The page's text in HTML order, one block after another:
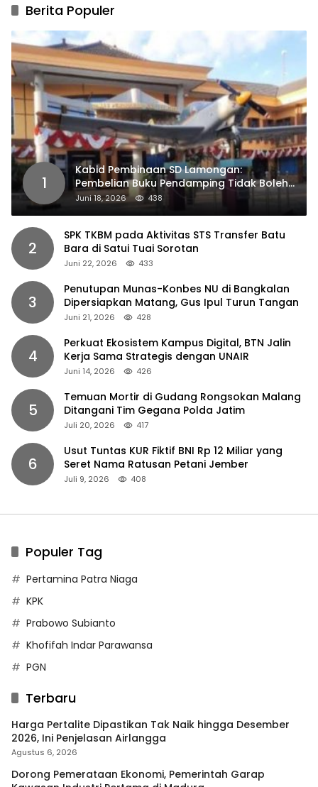
Berita Populer
1
Kabid Pembinaan SD Lamongan:
Pembelian Buku Pendamping Tidak Boleh
Dipaksakan
Juni 18, 2026 438
2
SPK TKBM pada Aktivitas STS Transfer Batu
Bara di Satui Tuai Sorotan
Juni 22, 2026 433
3
Penutupan Munas-Konbes NU di Bangkalan
Dipersiapkan Matang, Gus Ipul Turun Tangan
Juni 21, 2026 428
4
Perkuat Ekosistem Kampus Digital, BTN Jalin
Kerja Sama Strategis dengan UNAIR
Juni 14, 2026 426
5
Temuan Mortir di Gudang Rongsokan Malang
Ditangani Tim Gegana Polda Jatim
Juli 20, 2026 417
6
Usut Tuntas KUR Fiktif BNI Rp 12 Miliar yang
Seret Nama Ratusan Petani Jember
Juli 9, 2026 408
Populer Tag
Pertamina Patra Niaga
KPK
Prabowo Subianto
Khofifah Indar Parawansa
PGN
Terbaru
Harga Pertalite Dipastikan Tak Naik hingga Desember
2026, Ini Penjelasan Airlangga
Agustus 6, 2026
Dorong Pemerataan Ekonomi, Pemerintah Garap